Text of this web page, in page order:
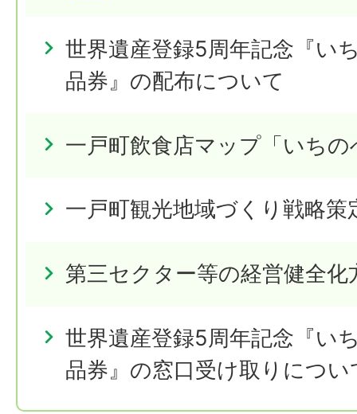
世界遺産登録5周年記念『い
品券』の配布について
一戸町飲食店マップ「いち
一戸町観光地域づくり戦略策
第三セクター等の経営健全
世界遺産登録5周年記念『い
品券』の窓口受け取りについ